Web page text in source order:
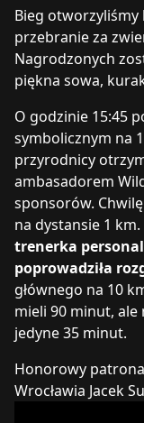
Bieg
przebranie za
Nagrodzonych
piękna sowa,
O godzinie 15:45
symbolicznym na
przyrodnicy
ambasadorem
sponsorów.
na dystansie 1 km.
trenerka
poprowadziła
głównego na 10
mieli 90 minut,
jedyne 35 minut.
Honorowy
Wrocławia Jacek